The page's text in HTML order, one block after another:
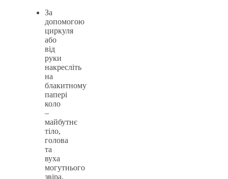
За
допомогою
циркуля
або
від
руки
накресліть
на
блакитному
папері
коло
–
майбутнє
тіло,
голова
та
вуха
могутнього
звіра.